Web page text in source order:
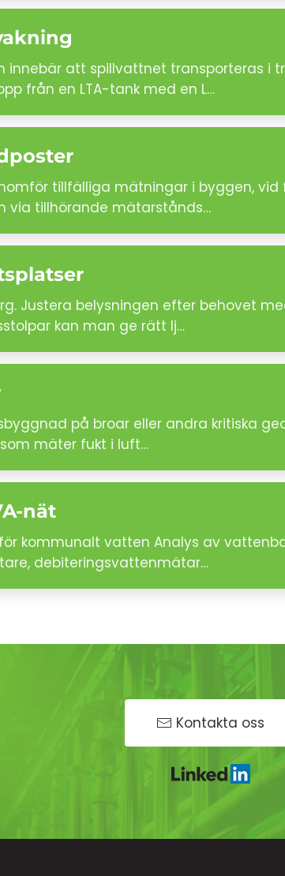
innebär att spillvattnet transporteras i
från en LTA-tank med en L…
tillfälliga mätningar i byggen,
via tillhörande mätarstånds…
Justera belysningen efter behovet
kan man ge rätt lj…
på broar eller andra kritiska
mäter fukt i luft…
nät
kommunalt vatten Analys av
debiteringsvattenmätar…
Kontakta oss